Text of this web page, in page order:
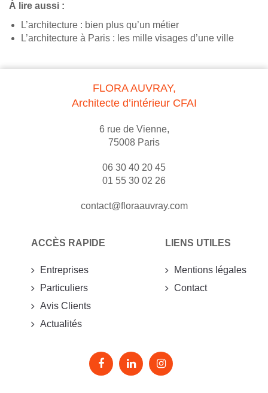
À lire aussi :
L’architecture : bien plus qu’un métier
L’architecture à Paris : les mille visages d’une ville
FLORA AUVRAY,
Architecte d’intérieur CFAI
6 rue de Vienne,
75008 Paris
06 30 40 20 45
01 55 30 02 26
contact@floraauvray.com
ACCÈS RAPIDE
Entreprises
Particuliers
Avis Clients
Actualités
LIENS UTILES
Mentions légales
Contact